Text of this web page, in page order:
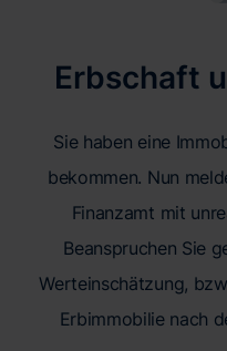
Erbschaft
Sie haben eine
bekommen. Nun
Finanzamt mit
Beanspruchen Sie
Werteinschätzung,
Erbimmobilie nach